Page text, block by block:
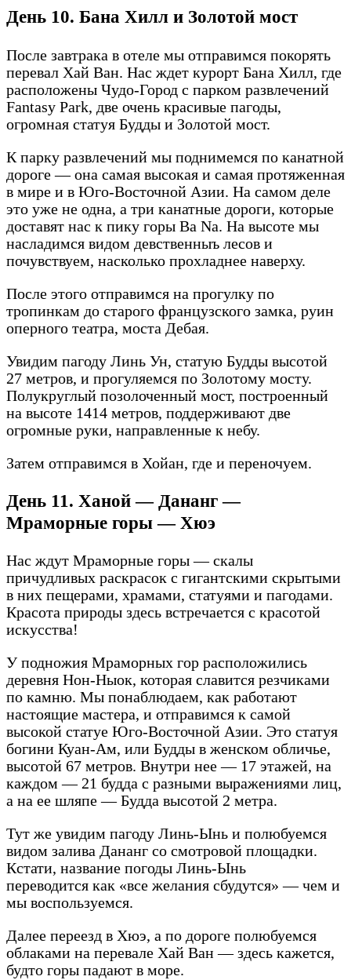
День 10. Бана Хилл и Золотой мост
После завтрака в отеле мы отправимся покорять
перевал Хай Ван. Нас ждет курорт Бана Хилл, где
расположены Чудо-Город с парком развлечений
Fantasy Park, две очень красивые пагоды,
огромная статуя Будды и Золотой мост.
К парку развлечений мы поднимемся по канатной
дороге — она самая высокая и самая протяженная
в мире и в Юго-Восточной Азии. На самом деле
это уже не одна, а три канатные дороги, которые
доставят нас к пику горы Ba Na. На высоте мы
насладимся видом девственныъ лесов и
почувствуем, насколько прохладнее наверху.
После этого отправимся на прогулку по
тропинкам до старого французского замка, руин
оперного театра, моста Дебая.
Увидим пагоду Линь Ун, статую Будды высотой
27 метров, и прогуляемся по Золотому мосту.
Полукруглый позолоченный мост, построенный
на высоте 1414 метров, поддерживают две
огромные руки, направленные к небу.
Затем отправимся в Хойан, где и переночуем.
День 11. Ханой — Дананг —
Мраморные горы — Хюэ
Нас ждут Мраморные горы — скалы
причудливых раскрасок с гигантскими скрытыми
в них пещерами, храмами, статуями и пагодами.
Красота природы здесь встречается с красотой
искусства!
У подножия Мраморных гор расположились
деревня Нон-Ныок, которая славится резчиками
по камню. Мы понаблюдаем, как работают
настоящие мастера, и отправимся к самой
высокой статуе Юго-Восточной Азии. Это статуя
богини Куан-Ам, или Будды в женском обличье,
высотой 67 метров. Внутри нее — 17 этажей, на
каждом — 21 будда с разными выражениями лиц,
а на ее шляпе — Будда высотой 2 метра.
Тут же увидим пагоду Линь-Ынь и полюбуемся
видом залива Дананг со смотровой площадки.
Кстати, название погоды Линь-Ынь
переводится как «все желания сбудутся» — чем и
мы воспользуемся.
Далее переезд в Хюэ, а по дороге полюбуемся
облаками на перевале Хай Ван — здесь кажется,
будто горы падают в море.